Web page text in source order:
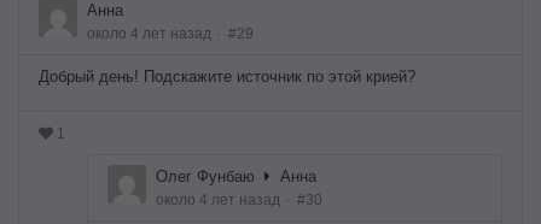
Анна
около 4 лет назад #29
Добрый день! Подскажите источник по этой крией?
1
Олег Фунбаю Анна
около 4 лет назад #30